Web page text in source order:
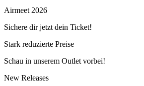
Airmeet 2026
Sichere dir jetzt dein Ticket!
Stark reduzierte Preise
Schau in unserem Outlet vorbei!
New Releases